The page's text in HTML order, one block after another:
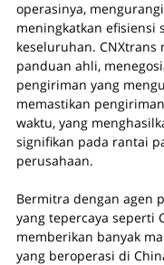
operasinya,
meningkatkan efisiensi
keseluruhan. CNXtrans
panduan ahli,
pengiriman yang
memastikan
waktu, yang
signifikan pada rantai
perusahaan.
Bermitra dengan agen
yang tepercaya seperti
memberikan banyak
yang beroperasi di